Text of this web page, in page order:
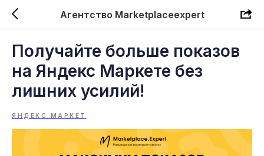
Агентство Marketplaceexpert
Получайте больше показов
на Яндекс Маркете без
лишних усилий!
ЯНДЕКС.МАРКЕТ